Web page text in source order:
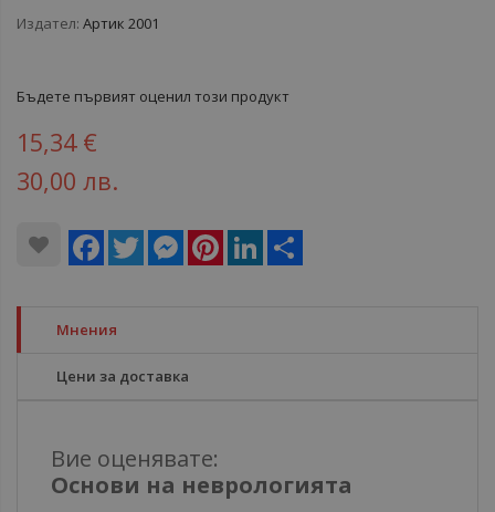
Издател: Артик 2001
Бъдете първият оценил този продукт
15,34 €
30,00 лв.
Facebook
Twitter MessengerPinterestLinkedIn
Мнения
Цени за доставка
Вие оценявате:
Основи на неврологията